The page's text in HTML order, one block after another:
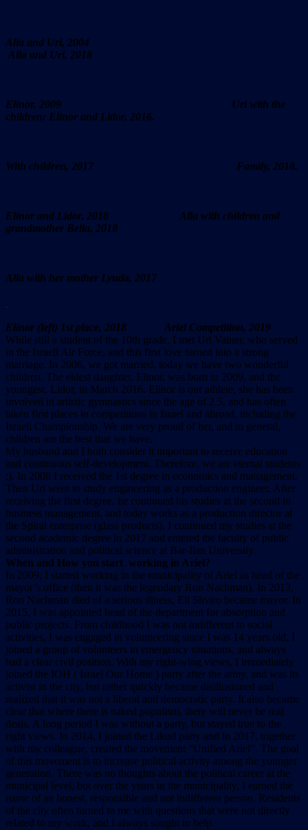
Alla and Uri, 2004
Alla and Uri, 2018
Elinor, 2009 Uri with the
children: Elinor and Lidor, 2016.
With children, 2017 Family, 2018.
Elinor and Lidor, 2018 Alla with children and
grandmother Bella, 2018
Alla with her mother Lyuda, 2017
Elinor (left) 1st place, 2018 Ariel Competition, 2019
While still a student of the 10th grade, I met Uri Vainer, who served
in the Israeli Air Force, and this first love turned into a strong
marriage. In 2006, we got married, today we have two wonderful
children. The eldest daughter, Elinor, was born in 2009, and the
youngest, Lidor, in March 2016. Elinor is our athlete, she has been
involved in artistic gymnastics since the age of 2.5, and has often
taken first places in competitions in Israel and abroad, including the
Israeli Championship. We are very proud of her, and in general,
children are the best that we have.
My husband and I both consider it important to receive education
and continuous self-development. Therefore, we are eternal students
:). In 2008 I received the 1st degree in economics and management.
Then Uri went to study engineering as a production engineer. After
receiving the first degree, he continued his studies at the second in
business management, and today works as a production director at
the Spiral enterprise (glass products). I continued my studies at the
second academic degree in 2017 and entered the faculty of public
administration and political science at Bar-Ilan University.
When and How you start working in Ariel?
In 2009, I started working in the municipality of Ariel as head of the
mayor’s office (then it was the legendary Ron Nachman). In 2013,
Ron Nachman died of a serious illness, Eli Shviro became mayor. In
2015, I was appointed head of the department for absorption and
public projects. From childhood I was not indifferent to social
activities, I was engaged in volunteering since I was 14 years old, I
joined a group of volunteers in emergency situations, and always
had a clear civil position. With my right-wing views, I immediately
joined the IOH ( Israel Our Home ) party after the army, and was its
activist in the city, but rather quickly became disillusioned and
realized that it was not a liberal and democratic party. It also became
clear that where there is naked populism, there will never be real
deals. A long period I was without a party, but stayed true to the
right views. In 2014, I joined the Likud party and in 2017, together
with my colleague, created the movement “Unified Ariel”. The goal
of this movement is to increase political activity among the younger
generation. There was no thoughts about the political career at the
municipal level, but over the years in the municipality, I earned the
name of an honest, responsible and not indifferent person. Residents
of the city often turned to me with questions that were not directly
related to my work, and I always sought to help.